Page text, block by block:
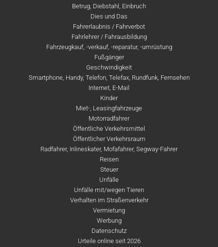
Betrug, Diebstahl, Einbruch
Dies und Das
Fahrerlaubnis / Fahrverbot
Fahrlehrer / Fahrausbildung
Fahrzeugkauf, -verkauf, -reparatur, -umrüstung
Fußgänger
Geschwindigkeit
Smartphone, Handy, Telefon, Telefax, Rundfunk, Fernsehen
Internet, E-Mail
Kinder
Miet-, Leasingfahrzeuge
Motorradfahrer
Öffentliche Verkehrsmittel
Öffentlicher Verkehrsraum
Radfahrer, Inlineskater, Mofafahrer, Segway-Fahrer
Reisen
Steuer
Unfälle
Unfälle mit/wegen Tieren
Verhalten im Straßenverkehr
Vermietung
Werbung
Datenschutz
Urteile online seit 2026